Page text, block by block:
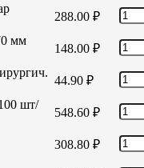
288.00 ₽
мм
148.00 ₽
44.90 ₽
шт/
548.60 ₽
308.80 ₽